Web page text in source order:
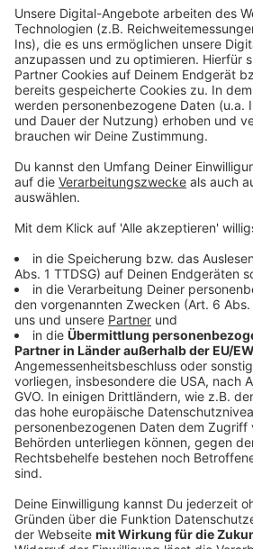
Hinweisen von euch, werden wir euch
zwecks Rückfragen schicken. Wir
insbesondere keinen Newsletter oder
Radio 90,1 schicken.
Ganz wichtig hierbei ist: Wir werden
als Gruppennachrichten verschicken.
Kommentare werden also nicht einer
Nutzern sichtbar gemacht. Nur ihr
Datenschutz:
Durch die Nutzung von WhatsApp
Handynummer. Wir werden eure
ausschließlich für die Kommunikation
verwenden. Wir erstellten keine
Daten nicht an Dritte weiter, soweit
Allgemeinen Geschäftsbedingungen
als Nutzungsbedingung festgelegt
Handynummer nur und ausschließlich
Kommunikation sowie ggf. für
Rahmen von Programmaktionen von
Wir möchten euch darauf hinweisen,
von WhatsApp ausschließlich die